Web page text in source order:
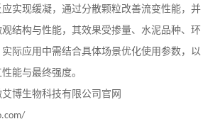
实现缓凝，通过分散颗粒改善流变性能，并
结构与性能，其效果受掺量、水泥品种、环
际应用中需结合具体场景优化使用参数，以
能与最终强度。
博生物科技有限公司官网